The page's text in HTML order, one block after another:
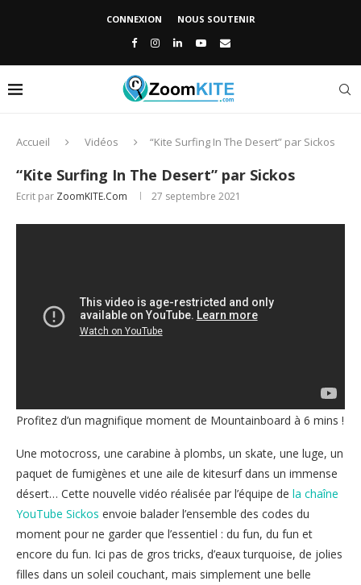
CONNEXION NOUS SOUTENIR
Accueil Vidéos “Kite Surfing In The Desert” par Sickos
“Kite Surfing In The Desert” par Sickos
Ecrit par ZoomKITE.com 27 septembre 2021
Profitez d’un magnifique moment de Mountainboard à 6 mins !
Une motocross, une carabine à plombs, un skate, une luge, un
paquet de fumigènes et une aile de kitesurf dans un immense
désert… Cette nouvelle vidéo réalisée par l’équipe de la chaîne
YouTube Sickos envoie balader l’ensemble des codes du
moment pour ne garder que l’essentiel : du fun, du fun et
encore du fun. Ici pas de gros tricks, d’eaux turquoise, de jolies
filles dans un soleil couchant, mais simplement une belle